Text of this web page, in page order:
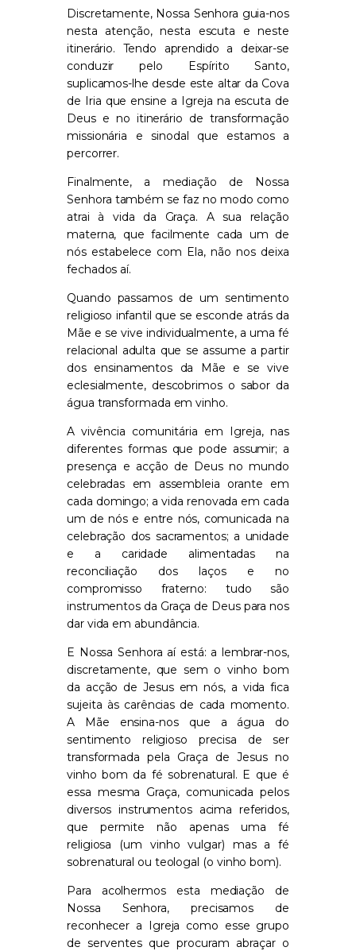
Discretamente, Nossa Senhora guia-nos
nesta atenção, nesta escuta e neste
itinerário. Tendo aprendido a deixar-se
conduzir pelo Espírito Santo,
suplicamos-lhe desde este altar da Cova
de Iria que ensine a Igreja na escuta de
Deus e no itinerário de transformação
missionária e sinodal que estamos a
percorrer.
Finalmente, a mediação de Nossa
Senhora também se faz no modo como
atrai à vida da Graça. A sua relação
materna, que facilmente cada um de
nós estabelece com Ela, não nos deixa
fechados aí.
Quando passamos de um sentimento
religioso infantil que se esconde atrás da
Mãe e se vive individualmente, a uma fé
relacional adulta que se assume a partir
dos ensinamentos da Mãe e se vive
eclesialmente, descobrimos o sabor da
água transformada em vinho.
A vivência comunitária em Igreja, nas
diferentes formas que pode assumir; a
presença e acção de Deus no mundo
celebradas em assembleia orante em
cada domingo; a vida renovada em cada
um de nós e entre nós, comunicada na
celebração dos sacramentos; a unidade
e a caridade alimentadas na
reconciliação dos laços e no
compromisso fraterno: tudo são
instrumentos da Graça de Deuspara nos
dar vida em abundância.
E Nossa Senhora aí está: a lembrar-nos,
discretamente, que sem o vinho bom
da acção de Jesus em nós,a vida fica
sujeita às carências de cada momento.
A Mãe ensina-nos que a água do
sentimento religioso precisa de ser
transformada pela Graça de Jesus no
vinhobom da fé sobrenatural. E que é
essa mesma Graça, comunicada pelos
diversos instrumentos acima referidos,
que permite não apenas uma fé
religiosa (um vinho vulgar) mas a fé
sobrenatural ou teologal (o vinho bom).
Para acolhermos esta mediação de
Nossa Senhora, precisamos de
reconhecer a Igreja como esse grupo
de serventes queprocuram abraçaro